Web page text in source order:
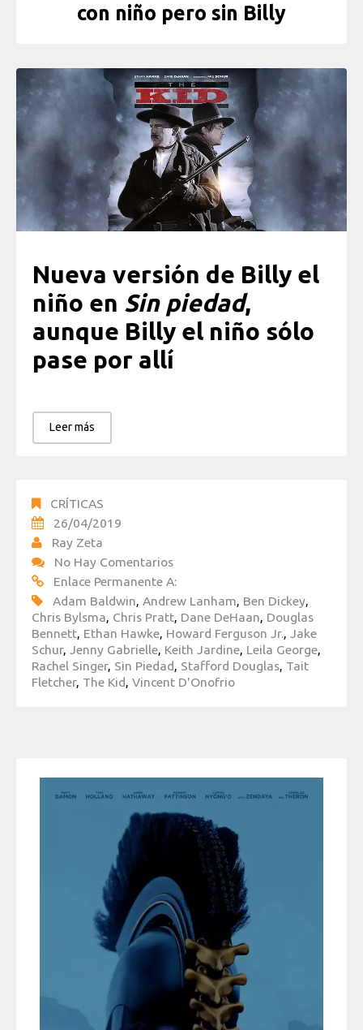
con niño pero sin Billy
Nueva versión de Billy el
niño en Sin piedad,
aunque Billy el niño sólo
pase por allí
Leer más
CRÍTICAS
26/04/2019
Ray Zeta
No Hay Comentarios
Enlace Permanente A:
Adam Baldwin, Andrew Lanham, Ben Dickey,
Chris Bylsma, Chris Pratt, Dane DeHaan, Douglas
Bennett, Ethan Hawke, Howard Ferguson Jr., Jake
Schur, Jenny Gabrielle, Keith Jardine, Leila George,
Rachel Singer, Sin Piedad, Stafford Douglas, Tait
Fletcher, The Kid, Vincent D'Onofrio